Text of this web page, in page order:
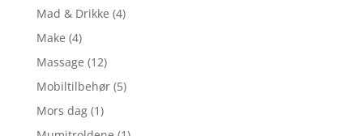
Mad & Drikke (4)
Make (4)
Massage (12)
Mobiltilbehør (5)
Mors dag (1)